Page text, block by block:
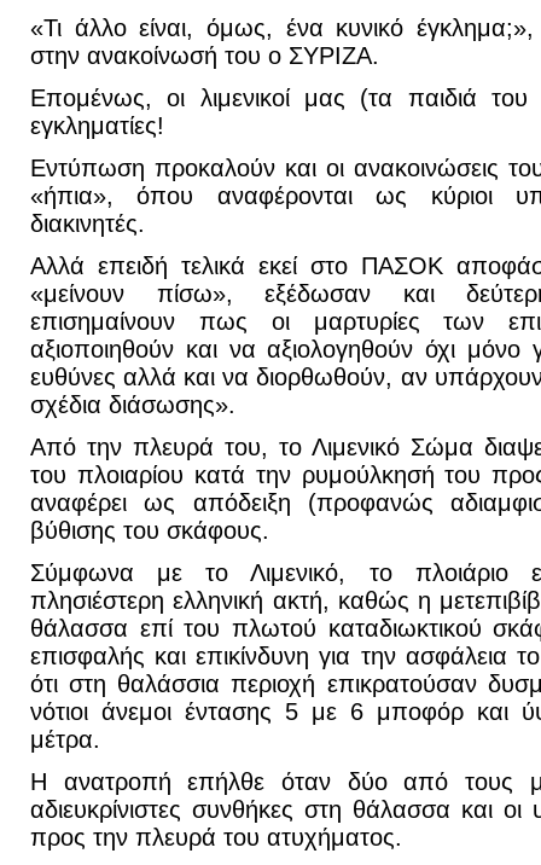
«Τι άλλο είναι, όμως, ένα κυνικό έγκλημα;»,
στην ανακοίνωσή του ο ΣΥΡΙΖΑ.
Επομένως, οι λιμενικοί μας (τα παιδιά του
εγκληματίες!
Εντύπωση προκαλούν και οι ανακοινώσεις
«ήπια», όπου αναφέρονται ως κύριοι
διακινητές.
Αλλά επειδή τελικά εκεί στο ΠΑΣΟΚ
«μείνουν πίσω», εξέδωσαν και
επισημαίνουν πως οι μαρτυρίες των
αξιοποιηθούν και να αξιολογηθούν όχι
ευθύνες αλλά και να διορθωθούν, αν
σχέδια διάσωσης».
Από την πλευρά του, το Λιμενικό Σώμα
του πλοιαρίου κατά την ρυμούλκησή του προς
αναφέρει ως απόδειξη (προφανώς
βύθισης του σκάφους.
Σύμφωνα με το Λιμενικό, το πλοιάριο
πλησιέστερη ελληνική ακτή, καθώς η
θάλασσα επί του πλωτού καταδιωκτικού
επισφαλής και επικίνδυνη για την ασφάλεια
ότι στη θαλάσσια περιοχή επικρατούσαν
νότιοι άνεμοι έντασης 5 με 6 μποφόρ και
μέτρα.
Η ανατροπή επήλθε όταν δύο από τους
αδιευκρίνιστες συνθήκες στη θάλασσα και οι
προς την πλευρά του ατυχήματος.